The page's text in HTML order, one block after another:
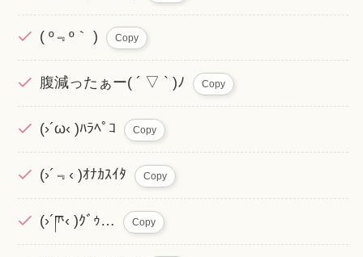
( º﹃º｀ ) Copy
腹減ったぁー( ´ ▽ ` )ﾉ Copy
(›´ω‹ )ﾊﾗﾍﾟｺ Copy
(›´﹃‹ )ｵﾅｶｽｲﾀ Copy
(›´ཫ‹ )ｸﾞｩ… Copy